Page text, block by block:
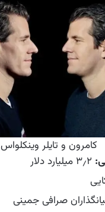
کامرون و تایلر وینکلواس
۳٫۲ میلیارد دلار
صرافی جمینی